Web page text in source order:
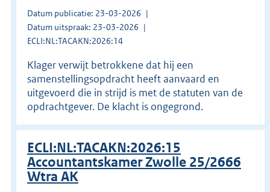
Datum publicatie: 23-03-2026
Datum uitspraak: 23-03-2026
ECLI:NL:TACAKN:2026:14
Klager verwijt betrokkene dat hij een
samenstellingsopdracht heeft aanvaard en
uitgevoerd die in strijd is met de statuten van de
opdrachtgever. De klacht is ongegrond.
ECLI:NL:TACAKN:2026:15
Accountantskamer Zwolle 25/2666
Wtra AK